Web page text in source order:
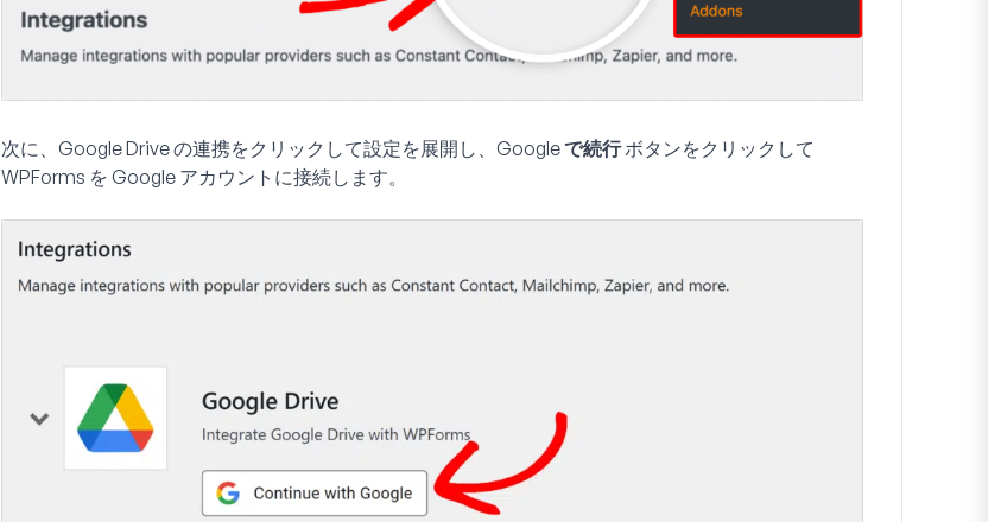
次に、 Google Driveの連携をクリックして設定を展開し、 Google で続行ボタンをクリックして
WPForms を Google アカウントに接続します。